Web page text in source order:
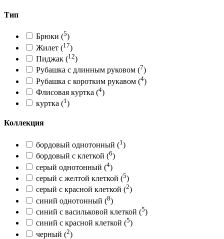
Тип
Брюки (5)
Жилет (17)
Пиджак (12)
Рубашка с длинным руковом (7)
Рубашка с коротким рукавом (4)
Флисовая куртка (4)
куртка (1 )
Коллекция
бордовый однотонный (1 )
бордовый с клеткой (6)
серый однотонный (4)
серый с желтой клеткой (5)
серый с красной клеткой (2)
синий однотонный (8)
синий с васильковой клеткой (5)
синий с красной клеткой (5)
черный (2)